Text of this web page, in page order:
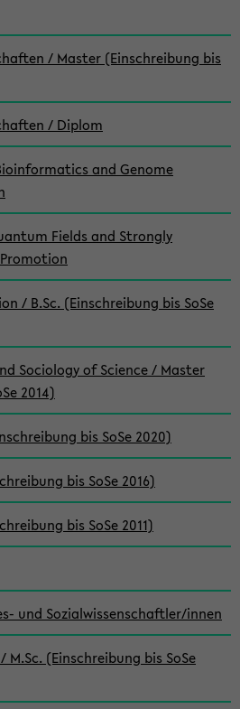
/ Master (Einschreibung bis
/ Diplom
and Genome
Fields and Strongly
/ B.Sc. (Einschreibung bis SoSe
Sociology of Science / Master
2014)
bis SoSe 2020)
bis SoSe 2016)
bis SoSe 2011)
und Sozialwissenschaftler/innen
(Einschreibung bis SoSe